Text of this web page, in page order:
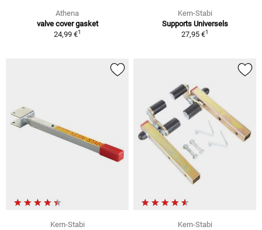
Athena
valve cover gasket
24,99 €1
Kern-Stabi
Supports Universels
27,95 €1
Kern-Stabi
Kern-Stabi